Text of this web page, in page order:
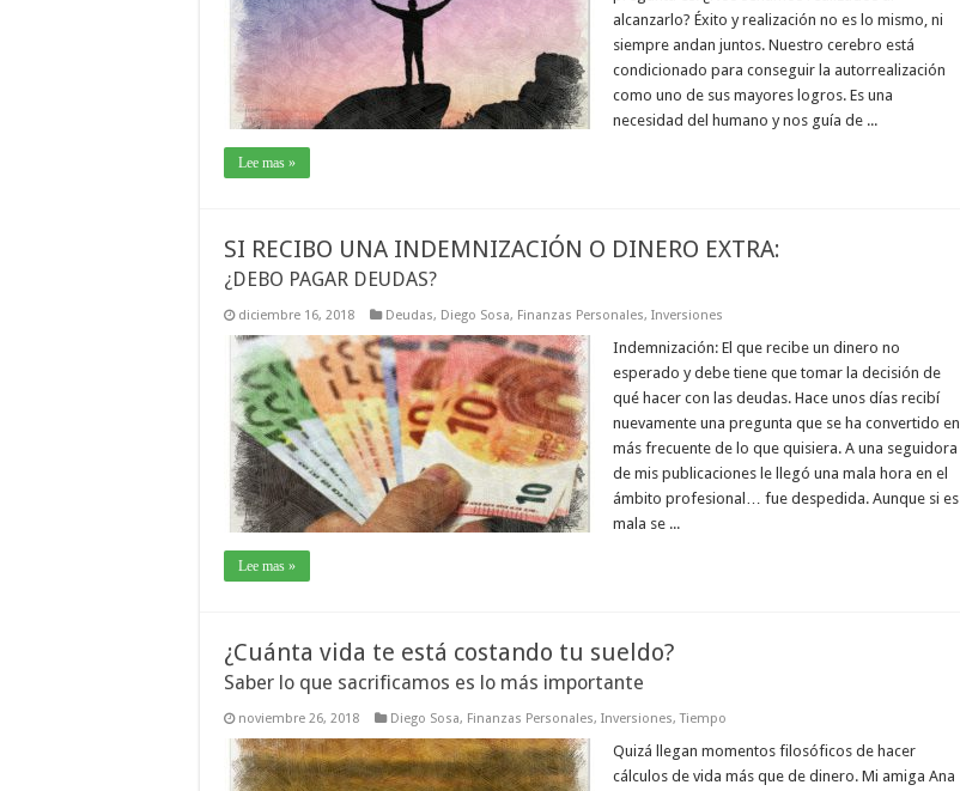
alcanzarlo? Éxito y realización no es lo mismo, ni
siempre andan juntos. Nuestro cerebro está
condicionado para conseguir la autorrealización
como uno de sus mayores logros. Es una
necesidad del humano y nos guía de ...
Lee mas »
SI RECIBO UNA INDEMNIZACIÓN O DINERO EXTRA:
¿DEBO PAGAR DEUDAS?
diciembre 16, 2018 Deudas, Diego Sosa, Finanzas Personales, Inversiones
Indemnización: El que recibe un dinero no
esperado y debe tiene que tomar la decisión de
qué hacer con las deudas. Hace unos días recibí
nuevamente una pregunta que se ha convertido en
más frecuente de lo que quisiera. A una seguidora
de mis publicaciones le llegó una mala hora en el
ámbito profesional… fue despedida. Aunque si es
mala se ...
Lee mas »
¿Cuánta vida te está costando tu sueldo?
Saber lo que sacrificamos es lo más importante
noviembre 26, 2018 Diego Sosa, Finanzas Personales, Inversiones,Tiempo
Quizá llegan momentos filosóficos de hacer
cálculos de vida más que de dinero. Mi amiga Ana